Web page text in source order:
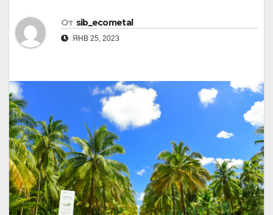
От sib_ecometal
ЯНВ 25, 2023